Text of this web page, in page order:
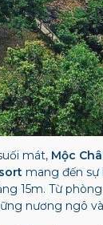
mát, Mộc
mang đến sự
15m. Từ
nương ngô